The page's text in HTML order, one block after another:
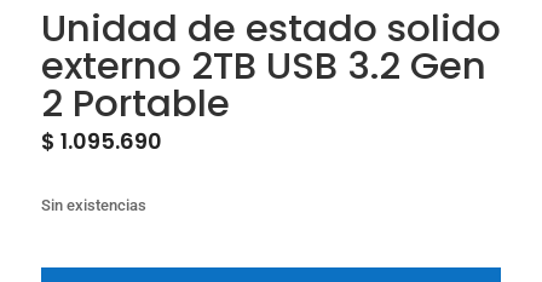
Unidad de estado solido
externo 2TB USB 3.2 Gen
2 Portable
$ 1.095.690
Sin existencias